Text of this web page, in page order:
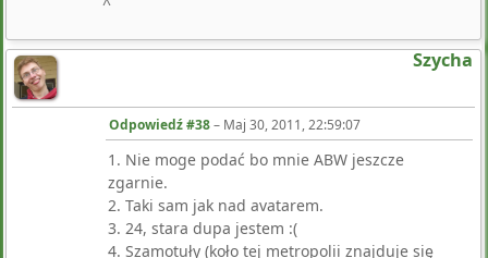
^
Szycha
Odpowiedź #38– Maj 30, 2011, 22:59:07
1. Nie moge podać bo mnie ABW jeszcze
zgarnie.
2. Taki sam jak nad avatarem.
3. 24, stara dupa jestem :(
4. Szamotuły (koło tej metropolii znajduje się